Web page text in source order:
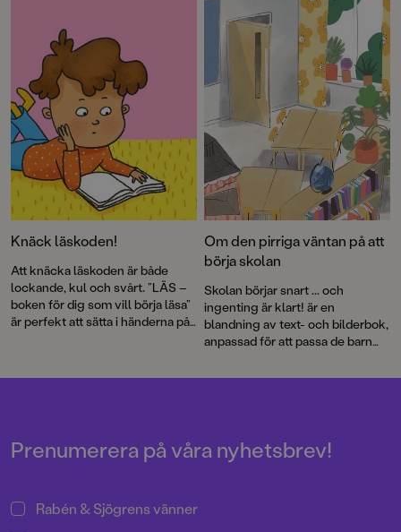
det mod som krävs för att älska
något som kan försvinna.
om Skateboardklubben
Blåmärket. Dessutom är Moa
Backe Åstot, författare till de
kritikerrosade
Himlabrandoch Fjä
rilshjärta
, tillbaka med en lyrisk
roman om den första
förälskelsen. Välkommen till ett
nytt bokår!
Knäck läskoden!
Att knäcka läskoden är både
lockande, kul och svårt. ”LÄS –
boken för dig som vill börja läsa”
är perfekt att sätta i händerna på
Om den pirriga väntan på att
börja skolan
Skolan börjar snart ... och
ingenting är klart! är en
blandning av text- och bilderbok,
anpassad för att passa de barn
skolan. Boken är den första i
Elin Johansson – som själv är
lärare.
Prenumerera på våra nyhetsbrev!
Rabén & Sjögrens vänner